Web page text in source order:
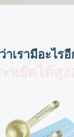
าเรามีอะไร